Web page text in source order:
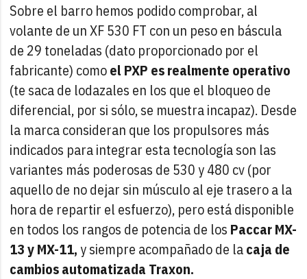
Sobre el barro hemos podido comprobar, al
volante de un XF 530 FT con un peso en báscula
de 29 toneladas (dato proporcionado por el
fabricante) comoel PXP es realmente operativo
(te saca de lodazales en los que el bloqueo de
diferencial, por si sólo, se muestra incapaz). Desde
la marca consideran que los propulsores más
indicados para integrar esta tecnología son las
variantes más poderosas de 530 y 480 cv (por
aquello de no dejar sin músculo al eje trasero a la
hora de repartir el esfuerzo), pero está disponible
en todos los rangos de potencia de los Paccar MX-
13 y MX-11,y siempre acompañado de lacaja de
cambios automatizada Traxon.